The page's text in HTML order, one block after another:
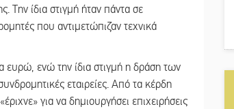
Την ίδια στιγμή ήταν πάντα σε
που αντιμετώπιζαν τεχνικά
ευρώ, ενώ την ίδια στιγμή η δράση των
εταιρείες. Από τα κέρδη
για να δημιουργήσει επιχειρήσεις